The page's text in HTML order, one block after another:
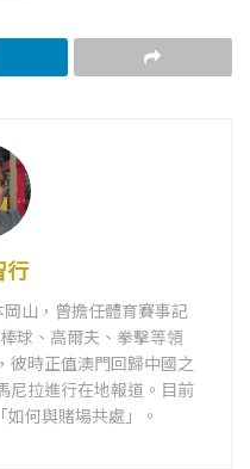
行
山，曾擔任體育賽事記
球、高爾夫、拳擊等領
彼時正值澳門回歸中國之
尼拉進行在地報道。目前
何與賭場共處」。